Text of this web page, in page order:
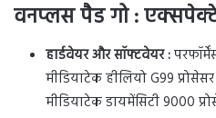
वनप्लस पैड गो :
हार्डवेयर और सॉफ्टवेयर :
मीडियाटेक हीलियो G99
मीडियाटेक डायमेंसिटी 9000